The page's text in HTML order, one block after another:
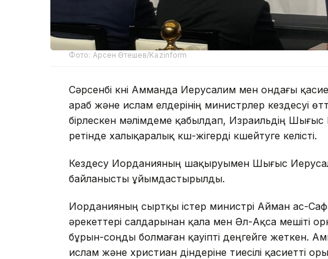
Фото: Арсен Өтешев/Kazinform
Сәрсенбі күні Амманда Иерусалим мен ондағы
араб және ислам елдерінің министрлер кездесуі
бірлескен мәлімдеме қабылдап, Израильдің Шығыс
ретінде халықаралық күш-жігерді күшейтуге келісті.
Кездесу Иорданияның шақыруымен Шығыс
байланысты ұйымдастырылды.
Иорданияның сыртқы істер министрі Айман ас-
әрекеттері салдарынан қала мен Әл-Ақса мешіті
бұрын-соңды болмаған қауіпті деңгейге жеткен.
ислам және христиан діндеріне тиесілі қасиетті